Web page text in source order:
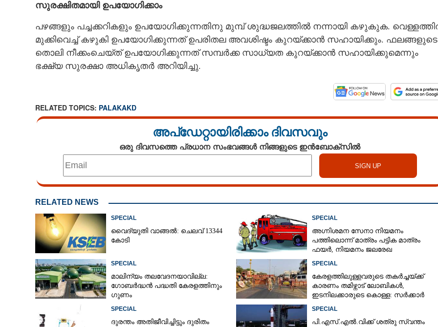
സുരക്ഷിതമായി ഉപയോഗിക്കാം
പഴങ്ങളും പച്ചക്കറികളും ഉപയോഗിക്കുന്നതിനു മുമ്പ് ശുദ്ധജലത്തിൽ നന്നായി കഴുകുക.
മുക്കിവെച്ച് കഴുകി ഉപയോഗിക്കുന്നത് ഉപരിതല അവശിഷ്ടം കുറയ്ക്കാൻ സഹായിക്കും. ഫലങ്ങളുടെ
തൊലി നീക്കംചെയ്ത് ഉപയോഗിക്കുന്നത് സമ്പർക്ക സാധ്യത കുറയ്ക്കാൻ സഹായിക്കുമെന്നും
ഭക്ഷ്യ സുരക്ഷാ അധികൃതർ അറിയിച്ചു.
RELATED TOPICS: PALAKAKD
അപ്ഡേറ്റായിരിക്കാം ദിവസവും
ഒരു ദിവസത്തെ പ്രധാന സംഭവങ്ങൾ നിങ്ങളുടെ ഇൻബോക്സിൽ
RELATED NEWS
SPECIAL
വൈദ്യുതി വാങ്ങൽ: ചെലവ് 13344
കോടി
SPECIAL
അഗ്നിശമന സേനാ നിയമനം
പത്തിലൊന്ന് മാത്രം പട്ടിക മാത്രം
ഫയർ, നിയമനം ജലരേഖ
SPECIAL
മാലിന്യം തലവേദനയാവില്ല:
ഗോബർദ്ധൻ പദ്ധതി കേരളത്തിനും
ഗുണം
SPECIAL
കേരളത്തിലുള്ളവരുടെ തകർച്ചയ്ക്ക്
കാരണം തമിഴ്നാട് ലോബികൾ,
ഇടനിലക്കാരുടെ കൊള്ള: സർക്കാർ
SPECIAL
ദുരന്തം അതിജീവിച്ചിട്ടും ദുരിതം
SPECIAL
പി.എസ്.എൽ.വിക്ക് ശത്രു സ്വന്തം
Share this link